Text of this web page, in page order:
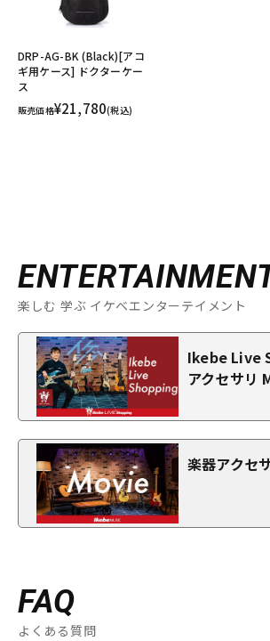
DRP-AG-BK (Black)[アコ
ギ用ケース] ドクターケー
ス
販売価格¥21,780(税込)
楽しむ 学ぶ イケベエンターテイメント
Ikebe Live
アクセサリ
楽器アクセ
FAQ
よくある質問